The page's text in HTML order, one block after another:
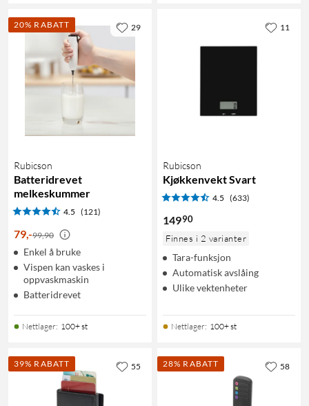
20% RABATT
Rubicson
Batteridrevet
melkeskummer
4.5 (121)
79,-99,90
Enkel å bruke
Vispen kan vaskes i
oppvaskmaskin
Batteridrevet
Nettlager: 100+ st
29
Rubicson
Kjøkkenvekt Svart
4.5 (633)
14990
Finnes i 2 varianter
Tara-funksjon
Automatisk avslåing
Ulike vektenheter
Nettlager: 100+ st
11
39% RABATT 55 28% RABATT 58